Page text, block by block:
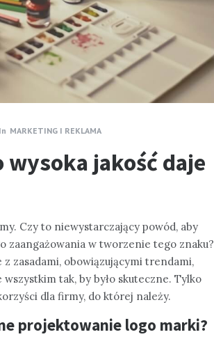
In MARKETING I REKLAMA
jakość daje
Czy to niewystarczający powód, aby
zaangażowania w tworzenie tego znaku?
zasadami, obowiązującymi trendami,
tak, by było skuteczne. Tylko
dla firmy, do której należy.
projektowanie logo marki?